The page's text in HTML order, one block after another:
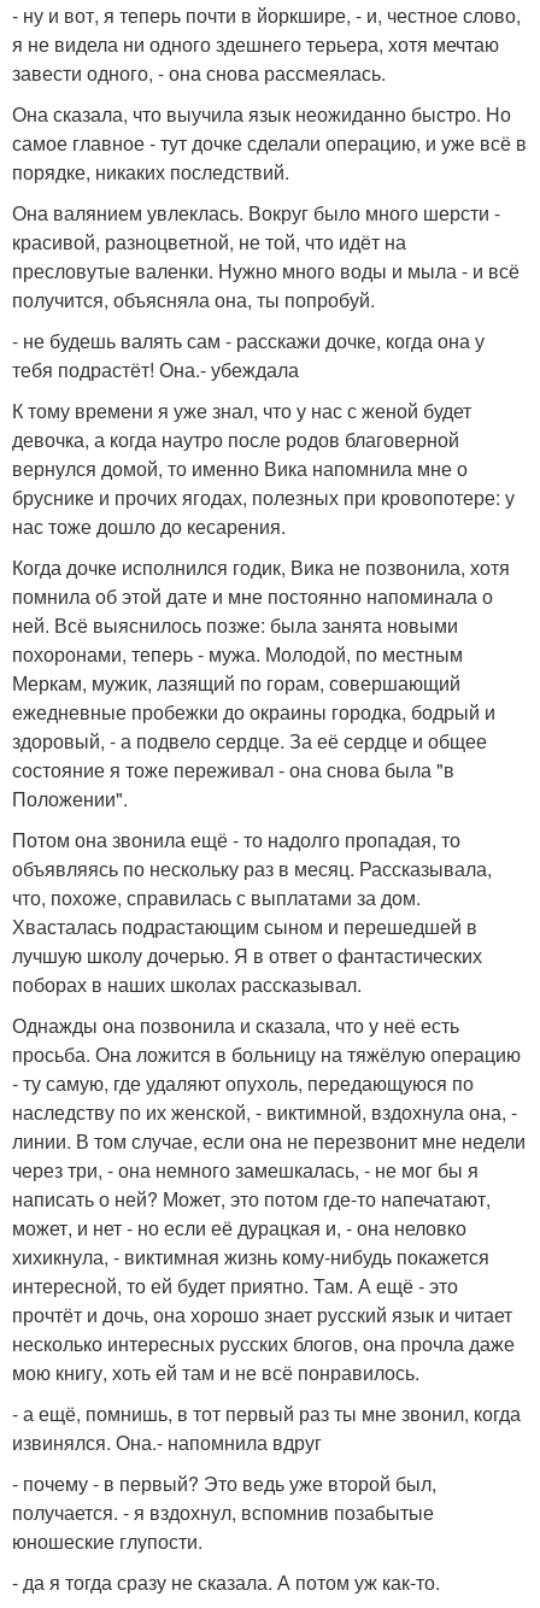
- ну и вот, я теперь почти в йоркшире, - и, честное слово,
я не видела ни одного здешнего терьера, хотя мечтаю
завести одного, - она снова рассмеялась.
Она сказала, что выучила язык неожиданно быстро. Но
самое главное - тут дочке сделали операцию, и уже всё в
порядке, никаких последствий.
Она валянием увлеклась. Вокруг было много шерсти -
красивой, разноцветной, не той, что идёт на
пресловутые валенки. Нужно много воды и мыла - и всё
получится, объясняла она, ты попробуй.
- не будешь валять сам - расскажи дочке, когда она у
тебя подрастёт! Она.- убеждала
К тому времени я уже знал, что у нас с женой будет
девочка, а когда наутро после родов благоверной
вернулся домой, то именно Вика напомнила мне о
бруснике и прочих ягодах, полезных при кровопотере: у
нас тоже дошло до кесарения.
Когда дочке исполнился годик, Вика не позвонила, хотя
помнила об этой дате и мне постоянно напоминала о
ней. Всё выяснилось позже: была занята новыми
похоронами, теперь - мужа. Молодой, по местным
Меркам, мужик, лазящий по горам, совершающий
ежедневные пробежки до окраины городка, бодрый и
здоровый, - а подвело сердце. За её сердце и общее
состояние я тоже переживал - она снова была "в
Положении".
Потом она звонила ещё - то надолго пропадая, то
объявляясь по нескольку раз в месяц. Рассказывала,
что, похоже, справилась с выплатами за дом.
Хвасталась подрастающим сыном и перешедшей в
лучшую школу дочерью. Я в ответ о фантастических
поборах в наших школах рассказывал.
Однажды она позвонила и сказала, что у неё есть
просьба. Она ложится в больницу на тяжёлую операцию
- ту самую, где удаляют опухоль, передающуюся по
наследству по их женской, - виктимной, вздохнула она, -
линии. В том случае, если она не перезвонит мне недели
через три, - она немного замешкалась, - не мог бы я
написать о ней? Может, это потом где-то напечатают,
может, и нет - но если её дурацкая и, - она неловко
хихикнула, - виктимная жизнь кому-нибудь покажется
интересной, то ей будет приятно. Там. А ещё - это
прочтёт и дочь, она хорошо знает русский язык и читает
несколько интересных русских блогов, она прочла даже
мою книгу, хоть ей там и не всё понравилось.
- а ещё, помнишь, в тот первый раз ты мне звонил, когда
извинялся. Она.- напомнила вдруг
- почему - в первый? Это ведь уже второй был,
получается. - я вздохнул, вспомнив позабытые
юношеские глупости.
- да я тогда сразу не сказала. А потом уж как-то.